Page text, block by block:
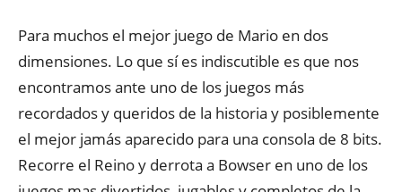
Para muchos el mejor juego de Mario en dos
dimensiones. Lo que sí es indiscutible es que nos
encontramos ante uno de los juegos más
recordados y queridos de la historia y posiblemente
el mejor jamás aparecido para una consola de 8 bits.
Recorre el Reino y derrota a Bowser en uno de los